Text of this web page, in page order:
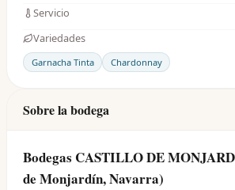
Servicio
Variedades
Garnacha Tinta Chardonnay
Sobre la bodega
Bodegas CASTILLO DE
de Monjardín, Navarra)